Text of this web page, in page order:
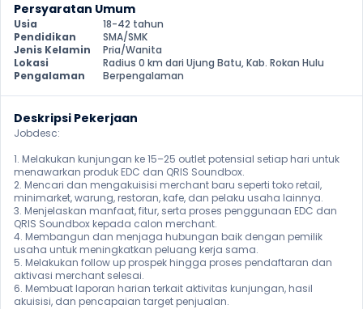
Persyaratan Umum
Usia
18-42 tahun
Pendidikan
SMA/SMK
Jenis Kelamin
Pria/Wanita
Lokasi
Radius 0 km dari Ujung Batu, Kab. Rokan Hulu
Pengalaman
Berpengalaman
Deskripsi Pekerjaan
Jobdesc:
1. Melakukan kunjungan ke 15–25 outlet potensial setiap hari untuk
menawarkan produk EDC dan QRIS Soundbox.
2. Mencari dan mengakuisisi merchant baru seperti toko retail,
minimarket, warung, restoran, kafe, dan pelaku usaha lainnya.
3. Menjelaskan manfaat, fitur, serta proses penggunaan EDC dan
QRIS Soundbox kepada calon merchant.
4. Membangun dan menjaga hubungan baik dengan pemilik
usaha untuk meningkatkan peluang kerja sama.
5. Melakukan follow up prospek hingga proses pendaftaran dan
aktivasi merchant selesai.
6. Membuat laporan harian terkait aktivitas kunjungan, hasil
akuisisi, dan pencapaian target penjualan.